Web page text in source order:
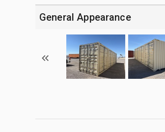
General Appearance